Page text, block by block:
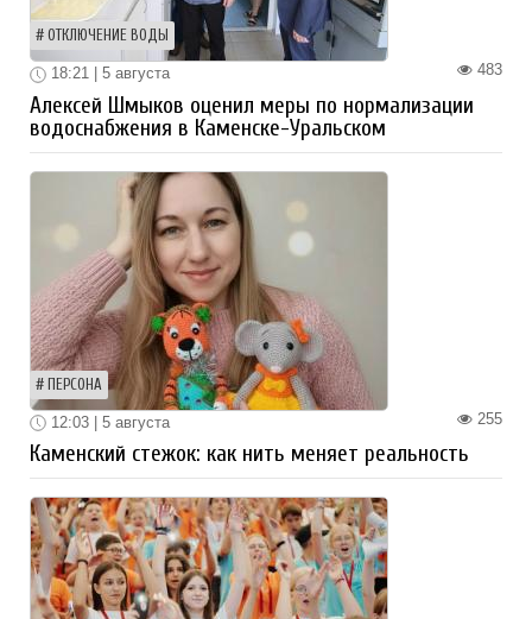
ОТКЛЮЧЕНИЕ ВОДЫ
483
18:21 | 5 августа
Алексей Шмыков оценил меры по нормализации
водоснабжения в Каменске-Уральском
ПЕРСОНА
255
12:03 | 5 августа
Каменский стежок: как нить меняет реальность